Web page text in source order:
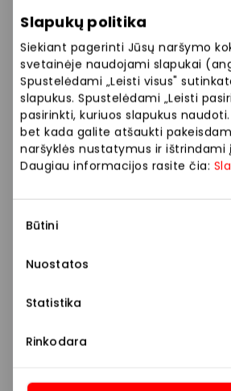
Slapukų politika
Siekiant pagerinti Jūsų naršymo
svetainėje naudojami slapukai
Spustelėdami „Leisti visus"
slapukus. Spustelėdami „Leisti
pasirinkti, kuriuos slapukus
bet kada galite atšaukti
naršyklės nustatymus ir ištrindami
Daugiau informacijos rasite čia:
pasirinkimas
Būtini
Nuostatos
Statistika
Rinkodara
GARDENIJOS ŽIEDAI
Kita